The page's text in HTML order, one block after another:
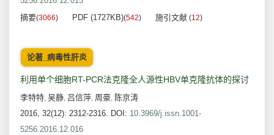
摘要(3066) PDF (1727KB)(542) 施引文献 (12)
论著_病毒性肝炎
利用单个细胞RT-PCR法克隆全人源性HBV单克隆抗体的探讨
李特特, 吴静, 吕信萍, 周豪, 陈京涛
2016, 32(12): 2312-2316. DOI: 10.3969/j.issn.1001-
5256.2016.12.016